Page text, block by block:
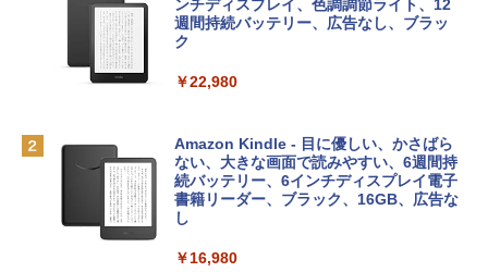
プ搭載13インチノートブック：AIとAppl
e Intelligence、Liquid Retinaディスプ
レイ、8GBメモリ、512GB SSD、1080p
ィゴ + 3年延長 AppleCare+ for 13インチ
￥162,598
tomtoc 360°保護 15.6 16インチ パソコ
ンケース Dell NEC Lavie ASUS HP dyna
定バーチャルアイテムを含む】 【オンラ
インゲームコード】 ロブロックス | オン
ラインコード版
￥1,300
Microsoft Office Home & Business 202
4(最新 永続版)|オンラインコード版|Wind
ows11、10/mac対応|PC2台
￥39,582
￥1,766
出す プロンプトの言葉 AI画像生成シリー
ズ (はぴーイラストLabo)
￥480
ClaudeCode いちばんやさしい 教科書:
ンチディスプレイ、色調調節ライト、12
週間持続バッテリー、広告なし、ブラッ
ク
￥22,980
Amazon Kindle - 目に優しい、かさばら
ない、大きな画面で読みやすい、6週間持
続バッテリー、6インチディスプレイ電子
書籍リーダー、ブラック、16GB、広告な
し
￥16,980